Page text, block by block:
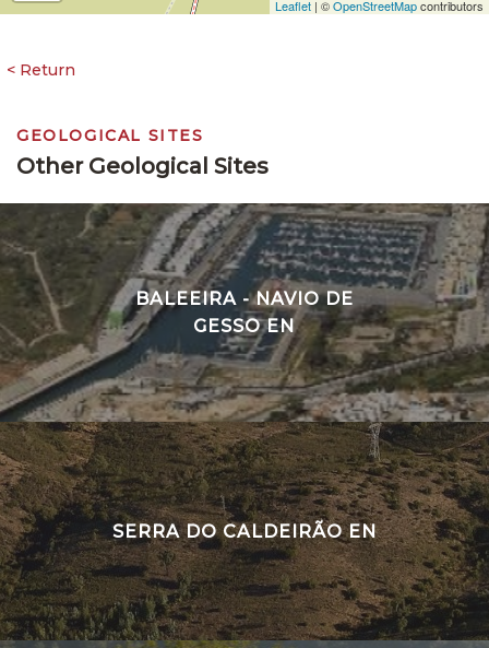
Leaflet | ©OpenStreetMapcontributors
GEOLOGICAL SITES
Other Geological Sites
BALEEIRA - NAVIO DE
GESSO EN
SERRA DO CALDEIRÃO EN